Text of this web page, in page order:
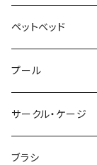
ペットベッド
プール
サークル・ケージ
ブラシ